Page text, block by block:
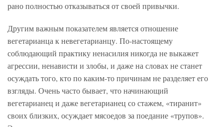
рано полностью отказываться от своей привычки.
Другим важным показателем является отношение
вегетарианца к невегетарианцу. По-настоящему
соблюдающий практику ненасилия никогда не выкажет
агрессии, ненависти и злобы, и даже на словах не станет
осуждать того, кто по каким-то причинам не разделяет его
взгляды. Очень часто бывает, что начинающий
вегетарианец и даже вегетарианец со стажем, «тиранит»
своих близких, осуждает мясоедов за поедание «трупов».